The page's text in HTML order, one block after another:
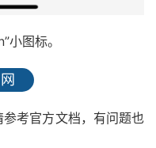
小图标。
考官方文档，有问题也